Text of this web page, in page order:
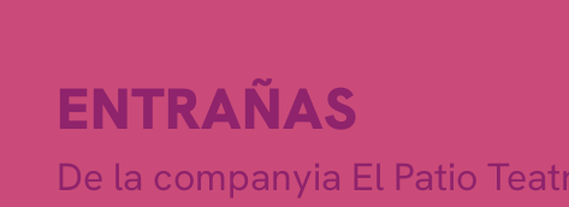
ENTRAÑAS
De la companyia El Patio